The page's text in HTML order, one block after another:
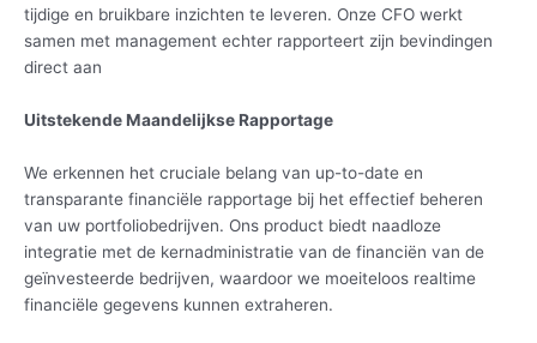
tijdige en bruikbare inzichten te leveren. Onze CFO werkt
samen met management echter rapporteert zijn bevindingen
direct aan
Uitstekende Maandelijkse Rapportage
We erkennen het cruciale belang van up-to-date en
transparante financiële rapportage bij het effectief beheren
van uw portfoliobedrijven. Ons product biedt naadloze
integratie met de kernadministratie van de financiën van de
geïnvesteerde bedrijven, waardoor we moeiteloos realtime
financiële gegevens kunnen extraheren.